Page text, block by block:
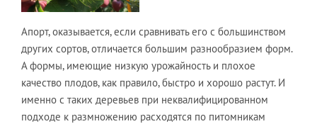
Апорт, оказывается, если сравнивать его с большинством
других сортов, отличается большим разнообразием форм.
А формы, имеющие низкую урожайность и плохое
качество плодов, как правило, быстро и хорошо растут. И
именно с таких деревьев при неквалифицированном
подходе к размножению расходятся по питомникам